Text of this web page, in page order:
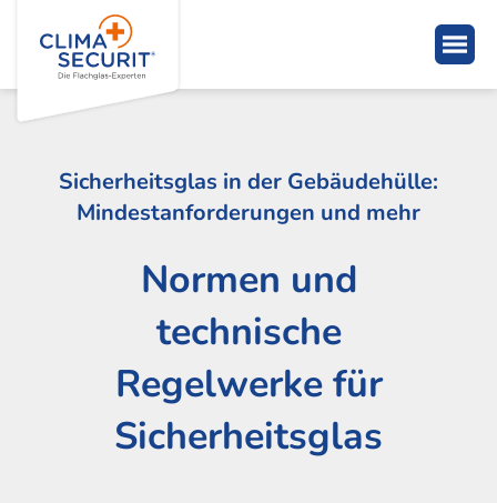
Sicherheitsglas in der Gebäudehülle:
Mindestanforderungen und mehr
Normen und
technische
Regelwerke für
Sicherheitsglas